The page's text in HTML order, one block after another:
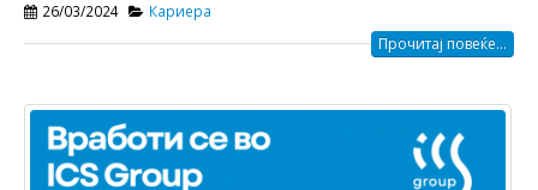
26/03/2024 Кариера
Прочитај повеќе...